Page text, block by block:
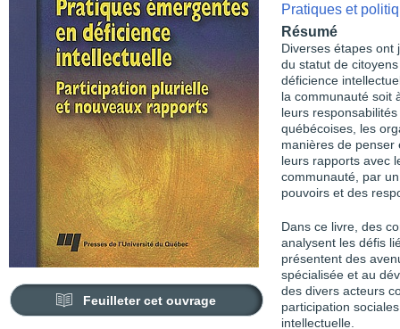
Feuilleter cet ouvrage
Pratiques et
Résumé
Diverses étapes ont
du statut de
déficience
la communauté soit
leurs
québécoises, les
manières de penser
leurs rapports avec
communauté, par
pouvoirs et des
Dans ce livre, des
analysent les défis
présentent des
spécialisée et au
des divers acteurs
participation
intellectuelle.